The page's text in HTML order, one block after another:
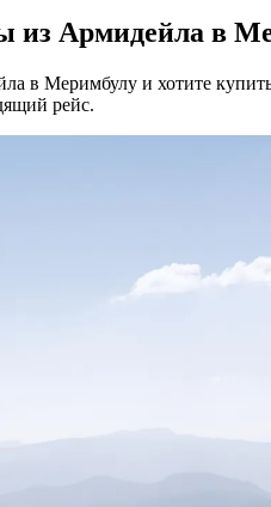
из Армидейла в
в Меримбулу и хотите
рейс.